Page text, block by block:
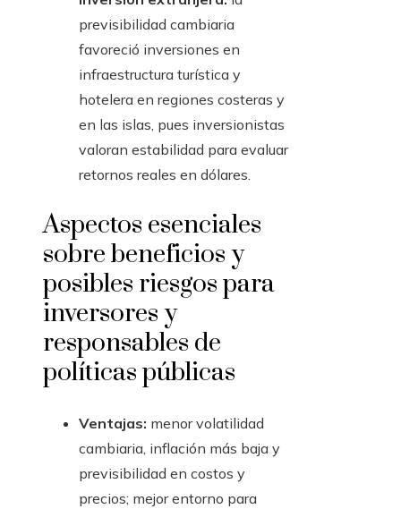
previsibilidad cambiaria
favoreció inversiones en
infraestructura turística y
hotelera en regiones costeras y
en las islas, pues inversionistas
valoran estabilidad para evaluar
retornos reales en dólares.
Aspectos esenciales
sobre beneficios y
posibles riesgos para
inversores y
responsables de
políticas públicas
Ventajas: menor volatilidad
cambiaria, inflación más baja y
previsibilidad en costos y
precios; mejor entorno para